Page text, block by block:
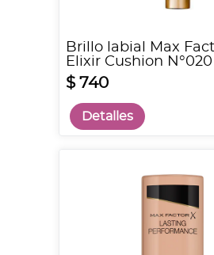
Brillo labial Max
Elixir Cushion
Chic
$ 740
Detalles